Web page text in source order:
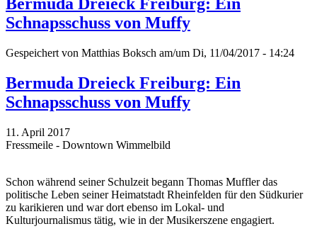
Bermuda Dreieck Freiburg: Ein
Schnapsschuss von Muffy
Gespeichert von Matthias Boksch am/um Di, 11/04/2017 - 14:24
Bermuda Dreieck Freiburg: Ein
Schnapsschuss von Muffy
11. April 2017
Fressmeile - Downtown Wimmelbild
Schon während seiner Schulzeit begann Thomas Muffler das
politische Leben seiner Heimatstadt Rheinfelden für den Südkurier
zu karikieren und war dort ebenso im Lokal- und
Kulturjournalismus tätig, wie in der Musikerszene engagiert.